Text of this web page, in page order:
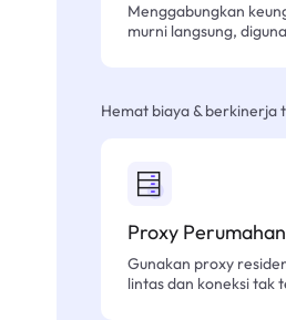
Menggabungkan
murni langsung,
Hemat biaya & berkinerja
Proxy
Gunakan proxy
lintas dan koneksi tak